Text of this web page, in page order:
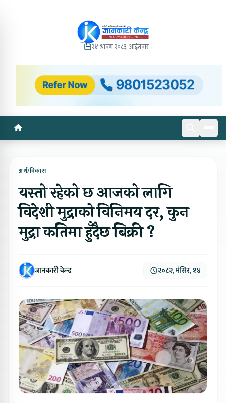
२४ श्रावण २०८३, आईतवार
अर्थ/विकास
यस्तो रहेको छ आजको लागि
विदेशी मुद्राको विनिमय दर, कुन
मुद्रा कतिमा हुँदैछ बिक्री ?
जानकारी केन्द्र २०८२, मंसिर, १४